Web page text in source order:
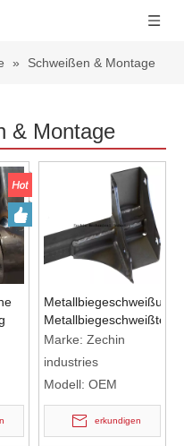
» Schweißen & Montage
& Montage
Metallbiegeschweißung
Metallbiegeschweißteil
Halterung
Metallschweißen
Marke: Zechin
industries
Modell: OEM
erkundigen